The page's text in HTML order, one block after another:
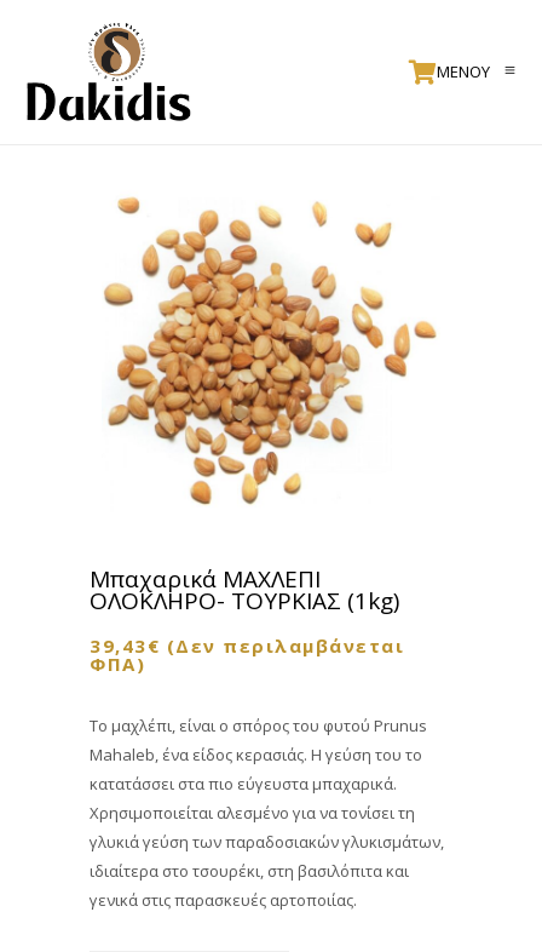
ΜΕΝΟΥ
Μπαχαρικά ΜΑΧΛΕΠΙ
ΟΛΟΚΛΗΡΟ- ΤΟΥΡΚΙΑΣ (1kg)
39,43€ (Δεν περιλαμβάνεται
ΦΠΑ)
Το μαχλέπι, είναι ο σπόρος του φυτού Prunus
Mahaleb, ένα είδος κερασιάς. Η γεύση του το
κατατάσσει στα πιο εύγευστα μπαχαρικά.
Χρησιμοποιείται αλεσμένο για να τονίσει τη
γλυκιά γεύση των παραδοσιακών γλυκισμάτων,
ιδιαίτερα στο τσουρέκι, στη βασιλόπιτα και
γενικά στις παρασκευές αρτοποιίας.